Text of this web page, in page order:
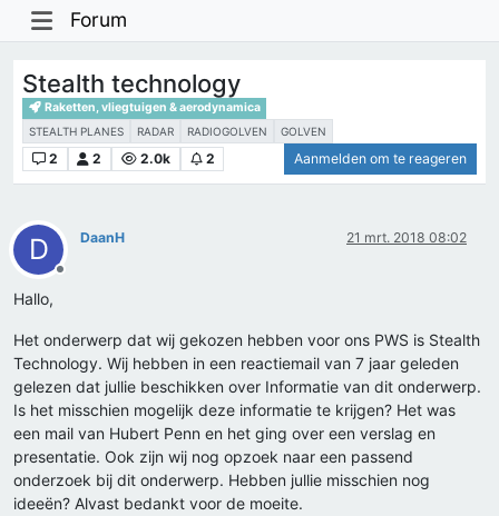
Forum
Stealth technology
Raketten, vliegtuigen & aerodynamica
STEALTH PLANES RADAR RADIOGOLVEN GOLVEN
2 2 2.0k 2 Aanmelden om te reageren
D
Offline
DaanH 21 mrt. 2018 08:02
Hallo,
Het onderwerp dat wij gekozen hebben voor ons PWS is Stealth
Technology. Wij hebben in een reactiemail van 7 jaar geleden
gelezen dat jullie beschikken over Informatie van dit onderwerp.
Is het misschien mogelijk deze informatie te krijgen? Het was
een mail van Hubert Penn en het ging over een verslag en
presentatie. Ook zijn wij nog opzoek naar een passend
onderzoek bij dit onderwerp. Hebben jullie misschien nog
ideeën? Alvast bedankt voor de moeite.